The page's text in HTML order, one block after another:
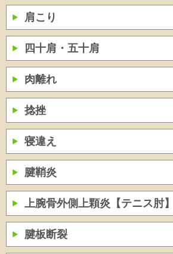
肩こり
四十肩・五十肩
肉離れ
捻挫
寝違え
腱鞘炎
上腕骨外側上顆炎【テニス肘】
腱板断裂